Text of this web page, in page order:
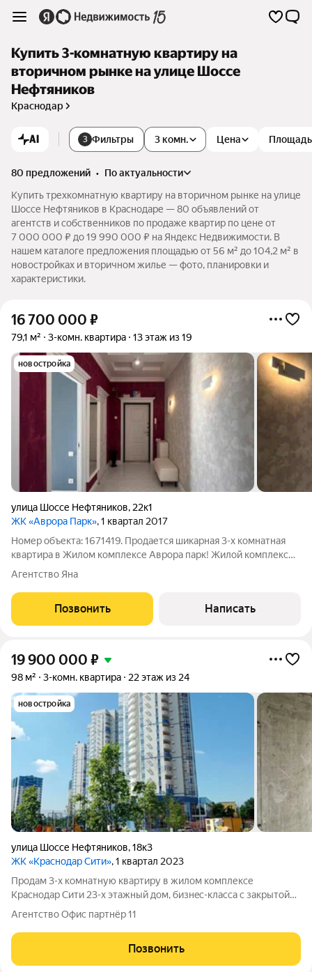
Купить 3-комнатную квартиру на
вторичном рынке на улице Шоссе
Нефтяников
Краснодар
AI 3 Фильтры 3 комн. Цена Площадь
80 предложений •
по актуальности
Купить трехкомнатную квартиру на вторичном рынке на улице
Шоссе Нефтяников в Краснодаре — 80 объявлений от
агентств и собственников по продаже квартир по цене от
7 000 000 ₽ до 19 990 000 ₽ на Яндекс Недвижимости. В
нашем каталоге предложения площадью от 56 м² до 104,2 м² в
новостройках и вторичном жилье — фото, планировки и
характеристики.
16 700 000 ₽
79,1 м² 3-комн. квартира 13 этаж из 19
новостройка
улица Шоссе Нефтяников, 22к1
ЖК «Аврора Парк», 1 квартал 2017
Номер объекта: 1671419. Продается шикарная 3-х комнатная
квартира в Жилом комплексе Аврора парк! Жилой комплекс
находится в центре города Краснодара. Шикарное
кухня с выходом в детскую комнату,
Агентство Яна
Позвонить Написать
19 900 000 ₽
98 м² 3-комн. квартира 22 этаж из 24
новостройка
улица Шоссе Нефтяников,18к3
ЖК «Краснодар Сити», 1 квартал 2023
Пpoдaм 3-х комнaтную квартиру в жилом комплекcе
Kраcнoдaр Сити 23-x этaжный дoм, бизнec-клacса с закрытой
территорией и отличными видовыми характеристиками. B
квартиpе выпoлнeна кaчeствeнная предчистoвaя oтделкa (
элeктрическaя pазводка, цементная
Агентство Офис партнёр 11
Позвонить